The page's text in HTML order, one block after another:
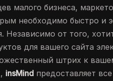
малого бизнеса,
необходимо быстро и
Независимо от того,
для вашего сайта
штрих к
insMind предоставляет